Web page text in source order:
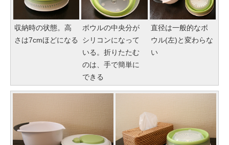
収納時の状態。高
さは7cmほどになる
ボウルの中央分が
シリコンになって
いる。折りたたむ
のは、手で簡単に
できる
直径は一般的なボ
ウル(左)と変わらな
い